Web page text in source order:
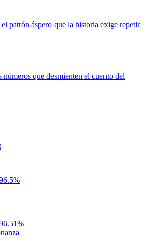
patrón áspero que la historia exige repetir
que desmienten el cuento del
%
%